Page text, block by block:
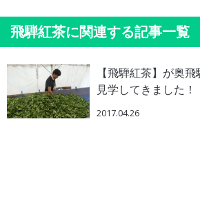
飛騨紅茶に関連する記事一覧
【飛騨紅茶】が奥
見学してきました！
2017.04.26